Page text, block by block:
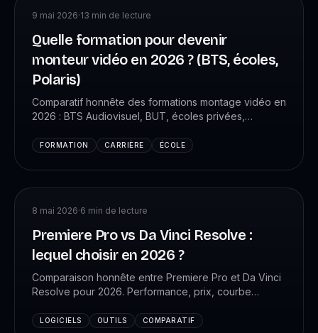
9 mai 2026·13 min de lecture
Quelle formation pour devenir
monteur vidéo en 2026 ? (BTS, écoles,
Polaris)
Comparatif honnête des formations montage vidéo en
2026 : BTS Audiovisuel, BUT, écoles privées,
sortie, débouchés réels. Ce que les écoles ne te
FORMATION CARRIÈRE ÉCOLE
8 mai 2026·6 min de lecture
Premiere Pro vs Da Vinci Resolve :
lequel choisir en 2026 ?
Comparaison honnête entre Premiere Pro et Da Vinci
Resolve pour 2026. Performance, prix, courbe
dépend de ton profil.
LOGICIELS OUTILS COMPARATIF